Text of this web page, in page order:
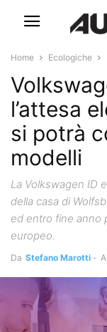
Home Ecologiche
l’attesa
si potrà
modelli
La Volkswagen ID
della casa di
ed entro fine anno
europeo.
Da Stefano Marotti -